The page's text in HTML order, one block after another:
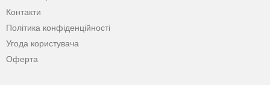
Контакти
Політика конфіденційності
Угода користувача
Оферта